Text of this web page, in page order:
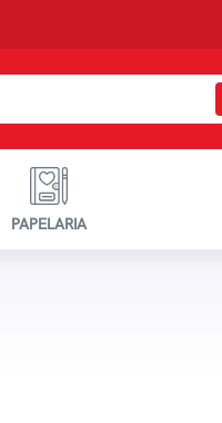
PAPELARIA